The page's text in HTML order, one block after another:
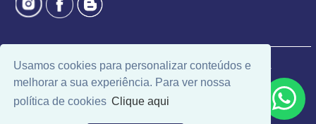
Usamos cookies para personalizar conteúdos e
melhorar a sua experiência. Para ver nossa
política de cookies Clique aqui
© 2026 | Imobiliária 043 | CRECI: 6171 | Desenvolvido por
Universal Software.